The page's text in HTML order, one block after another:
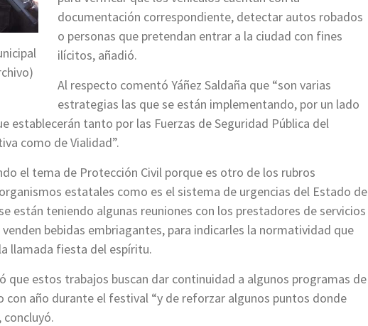
documentación correspondiente, detectar autos robados
o personas que pretendan entrar a la ciudad con fines
ilícitos, añadió.
Al respecto comentó Yáñez Saldaña que “son varias
estrategias las que se están implementando, por un lado
establecerán tanto por las Fuerzas de Seguridad Pública del
como de Vialidad”.
el tema de Protección Civil porque es otro de los rubros
estatales como es el sistema de urgencias del Estado de
están teniendo algunas reuniones con los prestadores de servicios
bebidas embriagantes, para indicarles la normatividad que
llamada fiesta del espíritu.
que estos trabajos buscan dar continuidad a algunos programas de
con año durante el festival “y de reforzar algunos puntos donde
concluyó.